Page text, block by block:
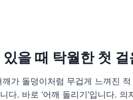
을 때 탁월한 첫 걸
가 돌덩이처럼 무겁게 느껴진
다. 바로 ‘어깨 돌리기’입니다. 의